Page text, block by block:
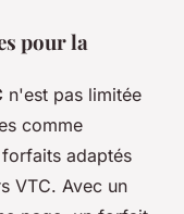
pour la
n'est pas limitée
comme
adaptés
VTC. Avec un